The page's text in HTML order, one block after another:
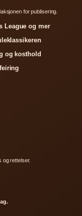
for publisering.
League og mer
og kosthold
og rettelser.